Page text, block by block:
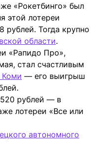
«Рокетбинго» был
этой лотереи
Тогда крупно
области.
«Рапидо Про»,
стал счастливым
Коми — его выигрыш
рублей — в
лотереи «Все или
автономного